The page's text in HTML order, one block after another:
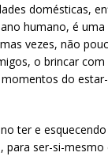
domésticas,
humano, é uma
vezes, não
o brincar
do
ter e
para ser-si-mesmo